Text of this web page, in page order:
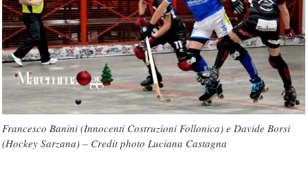
Francesco Banini (Innocenti Costruzioni Follonica) e Davide Borsi
(Hockey Sarzana) – Credit photo Luciana Castagna